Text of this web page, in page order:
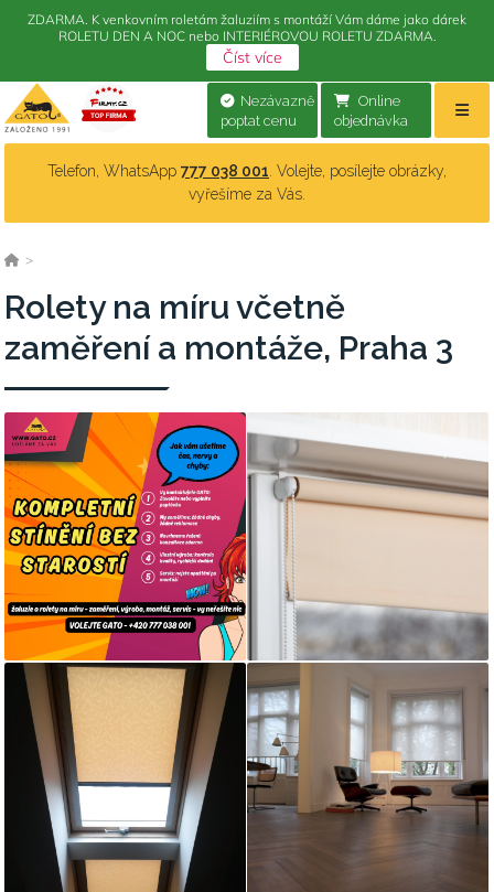
Online
objednávka
Nezávazně
poptat cenu
Telefon, WhatsApp 777 038 001 . Volejte, posílejte obrázky,
vyřešíme za Vás.
>
Rolety na míru včetně
zaměření a montáže, Praha 3
ZDARMA. K venkovním roletám žaluziím s montáží Vám dáme jako dárek
ROLETU DEN A NOC nebo INTERIÉROVOU ROLETU ZDARMA.
Číst více